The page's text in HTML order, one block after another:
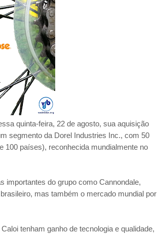
quinta-feira, 22 de agosto, sua aquisição
segmento da Dorel Industries Inc., com 50
100 países), reconhecida mundialmente no
importantes do grupo como Cannondale,
mas também o mercado mundial por
tenham ganho de tecnologia e qualidade,